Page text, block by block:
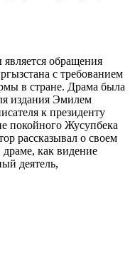
обращения
с требованием
в стране. Драма была
издания Эмилем
к президенту
покойного Жусупбека
рассказывал о своем
как видение
деятель,